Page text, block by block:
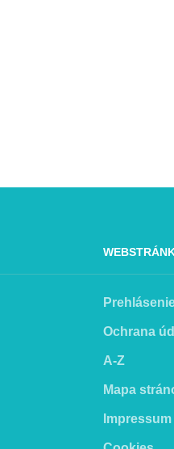
Ochrana
A-Z
Mapa
Impressum